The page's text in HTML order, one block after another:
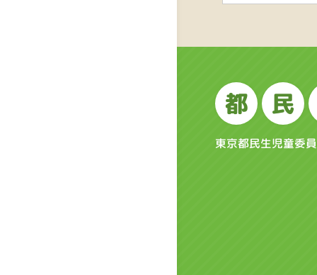
都 民
東京都民生児童委